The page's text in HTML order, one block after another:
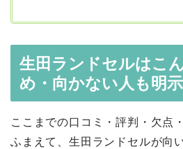
生田ランドセルはこ
め・向かない人も明示
ここまでの口コミ・評判・欠点
ふまえて、生田ランドセルが向